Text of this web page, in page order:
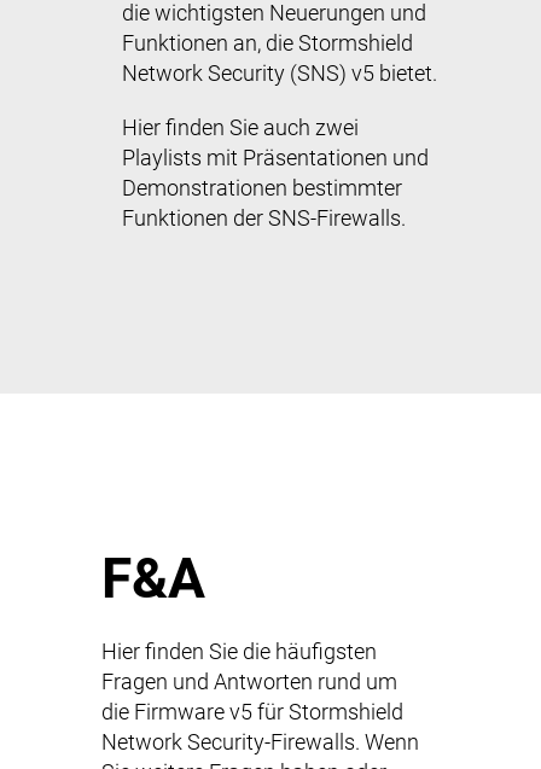
die wichtigsten Neuerungen und
Funktionen an, die Stormshield
Network Security (SNS) v5 bietet.
Hier finden Sie auch zwei
Playlists mit Präsentationen und
Demonstrationen bestimmter
Funktionen der SNS-Firewalls.
F&A
Hier finden Sie die häufigsten
Fragen und Antworten rund um
die Firmware v5 für Stormshield
Network Security-Firewalls. Wenn